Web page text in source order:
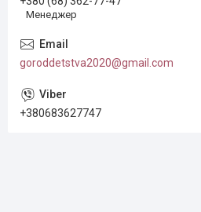
Менеджер
goroddetstva2020@gmail.com
+380683627747